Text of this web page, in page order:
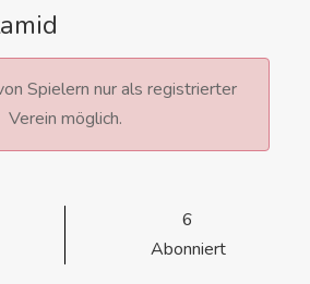
Spielern nur als registrierter
Verein möglich.
6
Abonniert